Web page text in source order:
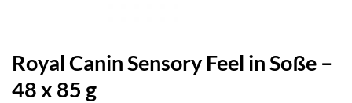
Royal Canin Sensory Feel in Soße –
48 x 85 g